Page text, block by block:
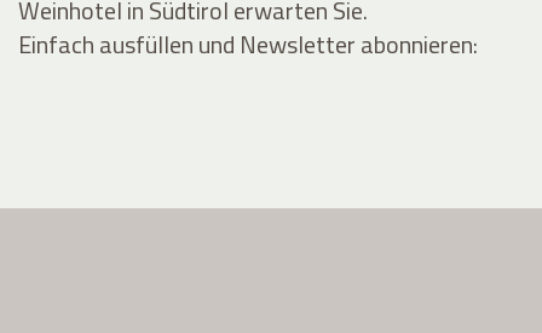
Weinhotel in Südtirol erwarten Sie.
Einfach ausfüllen und Newsletter abonnieren: